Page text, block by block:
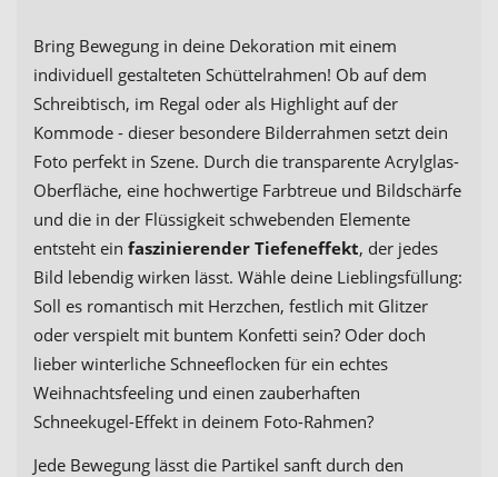
Bring Bewegung in deine Dekoration mit einem
individuell gestalteten Schüttelrahmen! Ob auf dem
Schreibtisch, im Regal oder als Highlight auf der
Kommode - dieser besondere Bilderrahmen setzt dein
Foto perfekt in Szene. Durch die transparente Acrylglas-
Oberfläche, eine hochwertige Farbtreue und Bildschärfe
und die in der Flüssigkeit schwebenden Elemente
entsteht ein faszinierender Tiefeneffekt, der jedes
Bild lebendig wirken lässt. Wähle deine Lieblingsfüllung:
Soll es romantisch mit Herzchen, festlich mit Glitzer
oder verspielt mit buntem Konfetti sein? Oder doch
lieber winterliche Schneeflocken für ein echtes
Weihnachtsfeeling und einen zauberhaften
Schneekugel-Effekt in deinem Foto-Rahmen?
Jede Bewegung lässt die Partikel sanft durch den